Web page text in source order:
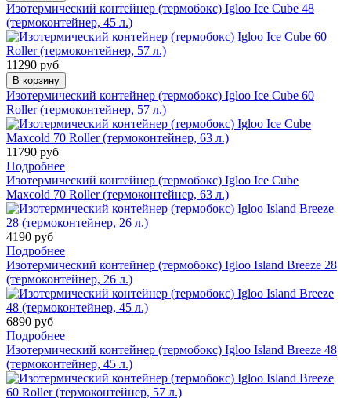
Изотермический контейнер (термобокс) Igloo Ice Cube 48
(термоконтейнер, 45 л.)
11290 руб
В корзину
Изотермический контейнер (термобокс) Igloo Ice Cube 60
Roller (термоконтейнер, 57 л.)
11790 руб
Подробнее
Изотермический контейнер (термобокс) Igloo Ice Cube
Maxcold 70 Roller (термоконтейнер, 63 л.)
4190 руб
Подробнее
Изотермический контейнер (термобокс) Igloo Island Breeze 28
(термоконтейнер, 26 л.)
6890 руб
Подробнее
Изотермический контейнер (термобокс) Igloo Island Breeze 48
(термоконтейнер, 45 л.)